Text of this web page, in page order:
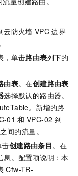
云防火墙 VPC 边界
，单击路由表列下的
由表。在创建路由表
选择默认的路由器。
。新增的路
01 和 VPC-02 到
之间的流量。
击创建路由条目。在
息。配置项说明：本
Cfw-TR-